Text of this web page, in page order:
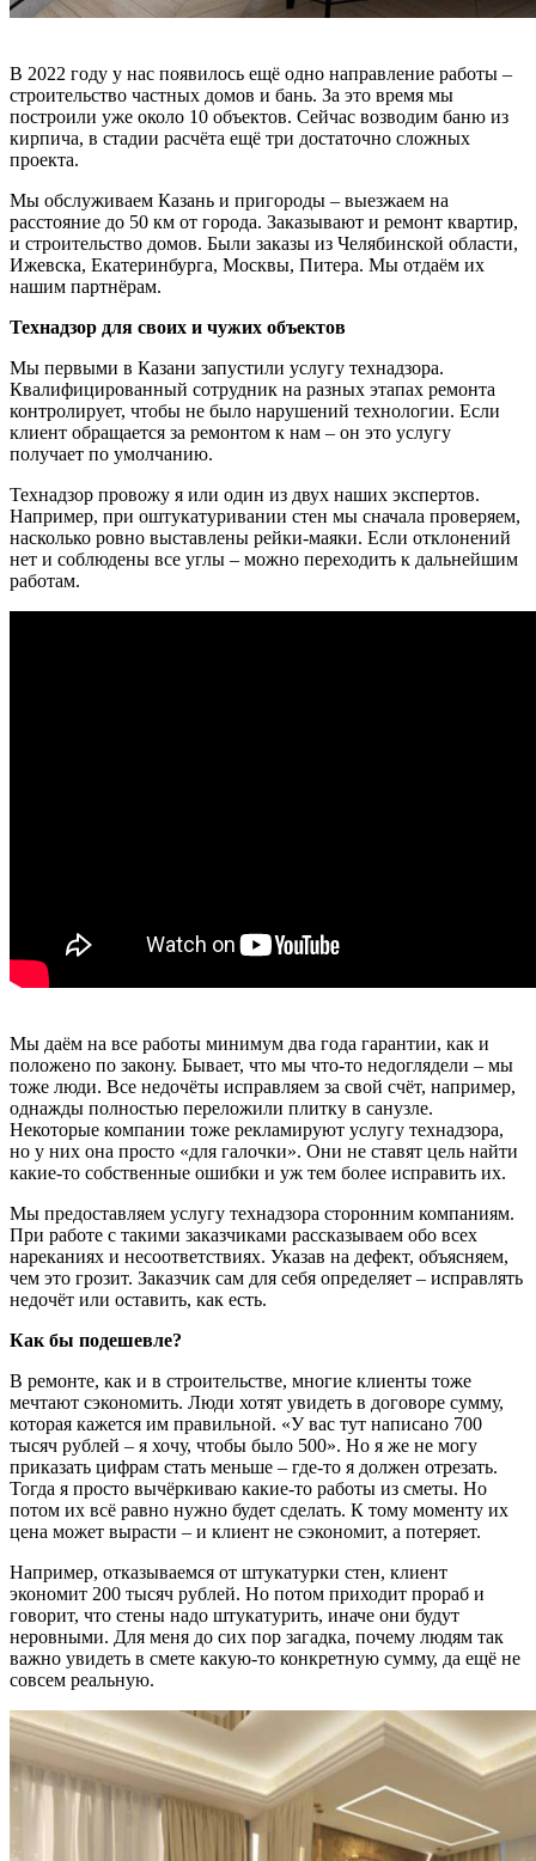
В 2022 году у нас появилось ещё одно направление работы –
строительство частных домов и бань. За это время мы
построили уже около 10 объектов. Сейчас возводим баню из
кирпича, в стадии расчёта ещё три достаточно сложных
проекта.
Мы обслуживаем Казань и пригороды – выезжаем на
расстояние до 50 км от города. Заказывают и ремонт квартир,
и строительство домов. Были заказы из Челябинской области,
Ижевска, Екатеринбурга, Москвы, Питера. Мы отдаём их
нашим партнёрам.
Технадзор для своих и чужих объектов
Мы первыми в Казани запустили услугу технадзора.
Квалифицированный сотрудник на разных этапах ремонта
контролирует, чтобы не было нарушений технологии. Если
клиент обращается за ремонтом к нам – он это услугу
получает по умолчанию.
Технадзор провожу я или один из двух наших экспертов.
Например, при оштукатуривании стен мы сначала проверяем,
насколько ровно выставлены рейки-маяки. Если отклонений
нет и соблюдены все углы – можно переходить к дальнейшим
работам.
Мы даём на все работы минимум два года гарантии, как и
положено по закону. Бывает, что мы что-то недоглядели – мы
тоже люди. Все недочёты исправляем за свой счёт, например,
однажды полностью переложили плитку в санузле.
Некоторые компании тоже рекламируют услугу технадзора,
но у них она просто «для галочки». Они не ставят цель найти
какие-то собственные ошибки и уж тем более исправить их.
Мы предоставляем услугу технадзора сторонним компаниям.
При работе с такими заказчиками рассказываем обо всех
нареканиях и несоответствиях. Указав на дефект, объясняем,
чем это грозит. Заказчик сам для себя определяет – исправлять
недочёт или оставить, как есть.
Как бы подешевле?
В ремонте, как и в строительстве, многие клиенты тоже
мечтают сэкономить. Люди хотят увидеть в договоре сумму,
которая кажется им правильной. «У вас тут написано 700
тысяч рублей – я хочу, чтобы было 500». Но я же не могу
приказать цифрам стать меньше – где-то я должен отрезать.
Тогда я просто вычёркиваю какие-то работы из сметы. Но
потом их всё равно нужно будет сделать. К тому моменту их
цена может вырасти – и клиент не сэкономит, а потеряет.
Например, отказываемся от штукатурки стен, клиент
экономит 200 тысяч рублей. Но потом приходит прораб и
говорит, что стены надо штукатурить, иначе они будут
неровными. Для меня до сих пор загадка, почему людям так
важно увидеть в смете какую-то конкретную сумму, да ещё не
совсем реальную.